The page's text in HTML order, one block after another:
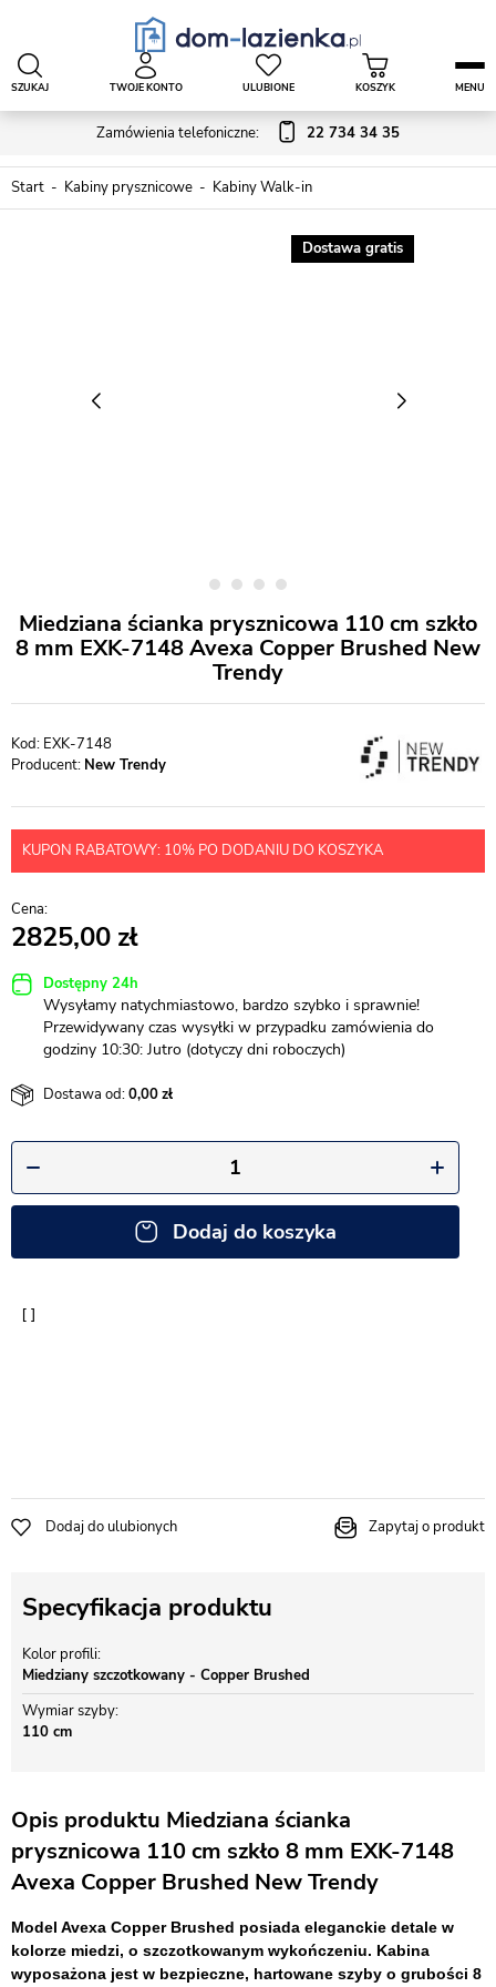
Zamówienia telefoniczne: 22 734 34 35
SZUKAJ TWOJE KONTO ULUBIONE KOSZYK MENU
Start Kabiny prysznicowe Kabiny Walk-in
Dostawa gratis
Miedziana ścianka prysznicowa 110 cm szkło
8 mm EXK-7148 Avexa Copper Brushed New
Trendy
EXK-7148
Producent: New Trendy
KUPON RABATOWY: 10% PO DODANIU DO KOSZYKA
2825,00
Dostępny 24h
Wysyłamy natychmiastowo, bardzo szybko i sprawnie!
Przewidywany czas wysyłki w przypadku zamówienia do
godziny 10:30: Jutro (dotyczy dni roboczych)
Dostawa od:0,00
Dodaj do koszyka
Dodaj do ulubionych Zapytaj o produkt
Specyfikacja produktu
Kolor profili
Miedziany szczotkowany - Copper Brushed
Wymiar szyby
110 cm
Opis produktu Miedziana ścianka
prysznicowa 110 cm szkło 8 mm EXK-7148
Avexa Copper Brushed New Trendy
Model Avexa Copper Brushed posiada eleganckie detale w
kolorze miedzi, o szczotkowanym wykończeniu. Kabina
wyposażona jest w bezpieczne, hartowane szyby o grubości 8